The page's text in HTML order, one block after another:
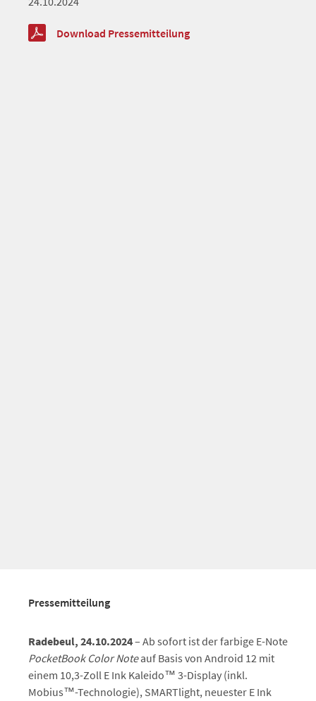
Download Pressemitteilung
Pressemitteilung
Radebeul, 24.10.2024– Ab sofort ist der farbige E-Note
PocketBook Color Noteauf Basis von Android 12 mit
einem 10,3-Zoll E Ink Kaleido™ 3-Display (inkl.
Mobius™-Technologie), SMARTlight, neuester E Ink